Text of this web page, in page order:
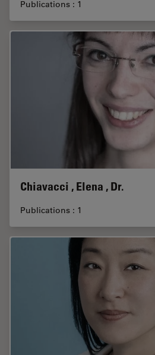
Publications : 1
Chiavacci , Elena , Dr.
Publications : 1